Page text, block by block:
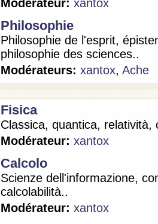
Modérateur: xantox
Philosophie
Philosophie de l'esprit,
philosophie des sciences..
Modérateurs: xantox, Ache
Fisica
Classica, quantica, relatività,
Modérateur: xantox
Calcolo
Scienze dell'informazione,
calcolabilità..
Modérateur: xantox